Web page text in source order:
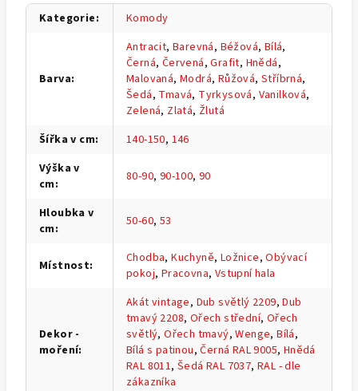
Kategorie: Komody
Barva:
Antracit,Barevná, Béžová, Bílá,
Černá, Červená,Grafit, Hnědá,
Malovaná,Modrá, Růžová,Stříbrná,
Šedá, Tmavá, Tyrkysová, Vanilková,
Zelená, Zlatá, Žlutá
Šířka v cm: 140-150, 146
Výška v
cm: 80-90, 90-100,90
Hloubka v
cm: 50-60, 53
Místnost: Chodba,Kuchyně, Ložnice,Obývací
pokoj, Pracovna, Vstupní hala
Dekor -
moření:
Akát vintage, Dub světlý 2209,Dub
tmavý 2208, Ořech střední, Ořech
světlý,Ořech tmavý,Wenge,Bílá,
Bílá s patinou,Černá RAL 9005, Hnědá
RAL 8011,Šedá RAL 7037,RAL - dle
zákazníka